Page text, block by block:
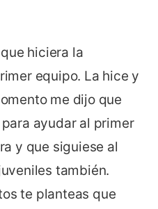
hiciera la
equipo. La hice y
me dijo que
ayudar al primer
y que siguiese al
también.
te planteas que